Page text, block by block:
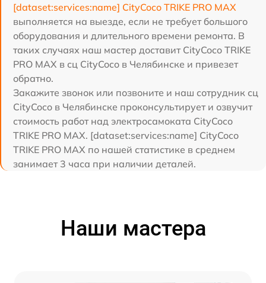
[dataset:services:name] CityCoco TRIKE PRO MAX
выполняется на выезде, если не требует большого
оборудования и длительного времени ремонта. В
таких случаях наш мастер доставит CityCoco TRIKE
PRO MAX в сц CityCoco в Челябинске и привезет
обратно.
Закажите звонок или позвоните и наш сотрудник сц
CityCoco в Челябинске проконсультирует и озвучит
стоимость работ над электросамоката CityCoco
TRIKE PRO MAX. [dataset:services:name] CityCoco
TRIKE PRO MAX по нашей статистике в среднем
занимает 3 часа при наличии деталей.
Наши мастера